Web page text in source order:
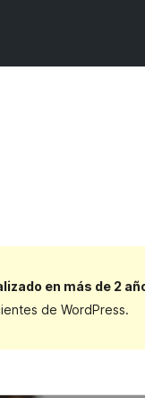
en más de 2
de WordPress.